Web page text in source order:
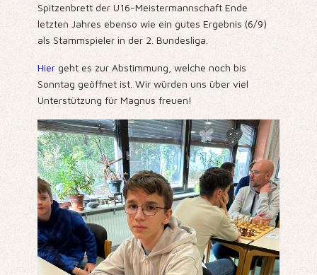
Spitzenbrett der U16-Meistermannschaft Ende
letzten Jahres ebenso wie ein gutes Ergebnis (6/9)
als Stammspieler in der 2. Bundesliga.
Hiergeht es zur Abstimmung, welche noch bis
Sonntag geöffnet ist. Wir würden uns über viel
Unterstützung für Magnus freuen!